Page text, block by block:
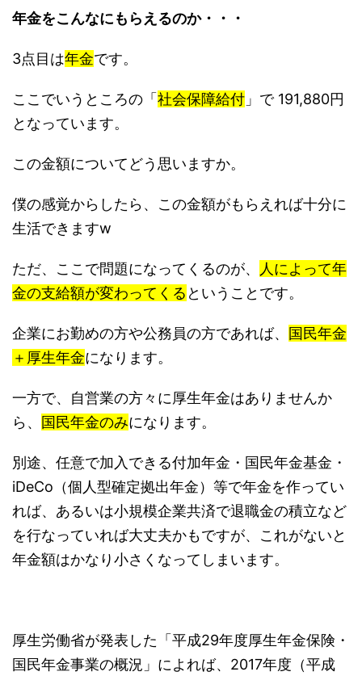
年金をこんなにもらえるのか・・・
3点目は年金です。
ここでいうところの「 社会保障給付 」で 191,880円
となっています。
この金額についてどう思いますか。
僕の感覚からしたら、この金額がもらえれば十分に
生活できますw
ただ、ここで問題になってくるのが、
人によって年
金の支給額が変わってくる ということです。
企業にお勤めの方や公務員の方であれば、 国民年金
＋厚生年金になります。
一方で、自営業の方々に厚生年金はありませんか
ら、 国民年金のみになります。
別途、任意で加入できる付加年金・国民年金基金・
iDeCo（個人型確定拠出年金）等で年金を作ってい
れば、あるいは小規模企業共済で退職金の積立など
を行なっていれば大丈夫かもですが、これがないと
年金額はかなり小さくなってしまいます。
厚生労働省が発表した「平成29年度厚生年金保険・
国民年金事業の概況」によれば、2017年度（平成